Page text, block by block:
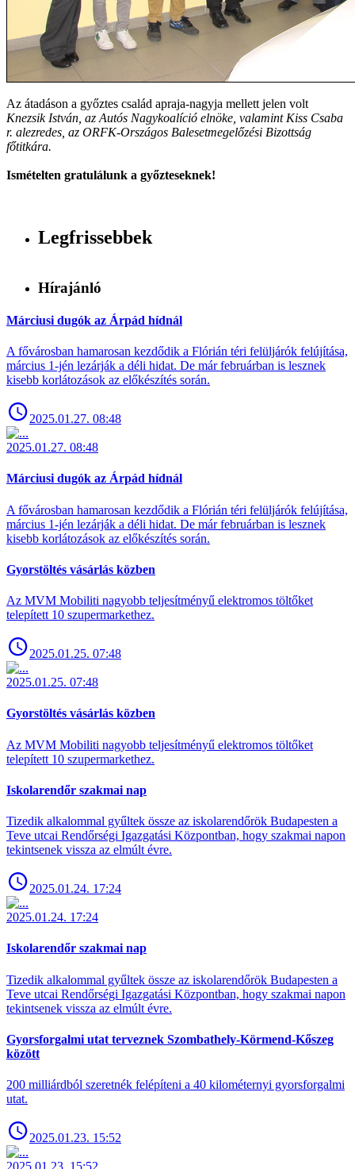
Az átadáson a győztes család apraja-nagyja mellett jelen volt
Knezsik István, az Autós Nagykoalíció elnöke, valamint Kiss Csaba
r. alezredes, az ORFK-Országos Balesetmegelőzési Bizottság
főtitkára.
Ismételten gratulálunk a győzteseknek!
Legfrissebbek
Hírajánló
Márciusi dugók az Árpád hídnál
A fővárosban hamarosan kezdődik a Flórián téri felüljárók felújítása,
március 1-jén lezárják a déli hidat. De már februárban is lesznek
kisebb korlátozások az előkészítés során.
2025.01.27. 08:48
2025.01.27. 08:48
Márciusi dugók az Árpád hídnál
A fővárosban hamarosan kezdődik a Flórián téri felüljárók felújítása,
március 1-jén lezárják a déli hidat. De már februárban is lesznek
kisebb korlátozások az előkészítés során.
Gyorstöltés vásárlás közben
Az MVM Mobiliti nagyobb teljesítményű elektromos töltőket
telepített 10 szupermarkethez.
2025.01.25. 07:48
2025.01.25. 07:48
Gyorstöltés vásárlás közben
Az MVM Mobiliti nagyobb teljesítményű elektromos töltőket
telepített 10 szupermarkethez.
Iskolarendőr szakmai nap
Tizedik alkalommal gyűltek össze az iskolarendőrök Budapesten a
Teve utcai Rendőrségi Igazgatási Központban, hogy szakmai napon
tekintsenek vissza az elmúlt évre.
2025.01.24. 17:24
2025.01.24. 17:24
Iskolarendőr szakmai nap
Tizedik alkalommal gyűltek össze az iskolarendőrök Budapesten a
Teve utcai Rendőrségi Igazgatási Központban, hogy szakmai napon
tekintsenek vissza az elmúlt évre.
Gyorsforgalmi utat terveznek Szombathely-Körmend-Kőszeg
között
200 milliárdból szeretnék felépíteni a 40 kilométernyi gyorsforgalmi
utat.
2025.01.23. 15:52